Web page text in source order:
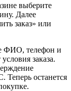
выберите
Далее
заказ» или
ФИО, телефон и
заказа.
Теперь останется